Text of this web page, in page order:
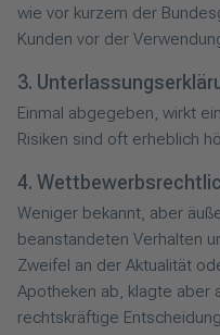
wie vor kurzem der
Kunden vor der
3.
Einmal abgegeben, wirkt
Risiken sind oft erheblich
4.
Weniger bekannt, aber
beanstandeten Verhalten
Zweifel an der Aktualität
Apotheken ab, klagte aber
rechtskräftige